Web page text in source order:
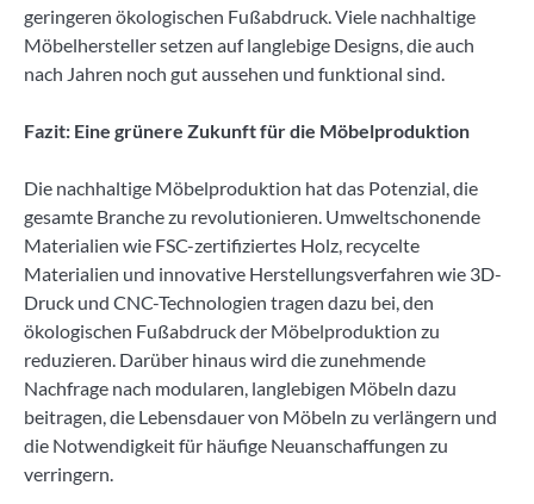
geringeren ökologischen Fußabdruck. Viele nachhaltige
Möbelhersteller setzen auf langlebige Designs, die auch
nach Jahren noch gut aussehen und funktional sind.
Fazit: Eine grünere Zukunft für die Möbelproduktion
Die nachhaltige Möbelproduktion hat das Potenzial, die
gesamte Branche zu revolutionieren. Umweltschonende
Materialien wie FSC-zertifiziertes Holz, recycelte
Materialien und innovative Herstellungsverfahren wie 3D-
Druck und CNC-Technologien tragen dazu bei, den
ökologischen Fußabdruck der Möbelproduktion zu
reduzieren. Darüber hinaus wird die zunehmende
Nachfrage nach modularen, langlebigen Möbeln dazu
beitragen, die Lebensdauer von Möbeln zu verlängern und
die Notwendigkeit für häufige Neuanschaffungen zu
verringern.